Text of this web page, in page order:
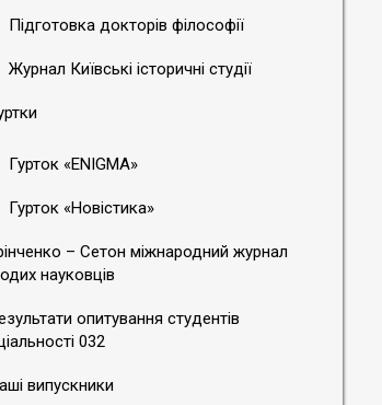
Підготовка докторів філософії
Журнал Київські історичні студії
Гурток «ENIGMA»
Гурток «Новістика»
– Cетон міжнародний журнал
науковців
опитування студентів
032
випускники